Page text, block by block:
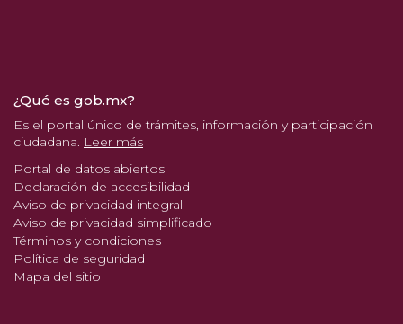
¿Qué es gob.mx?
Es el portal único de trámites, información y participación
ciudadana. Leer más
Portal de datos abiertos
Declaración de accesibilidad
Aviso de privacidad integral
Aviso de privacidad simplificado
Términos y condiciones
Política de seguridad
Mapa del sitio